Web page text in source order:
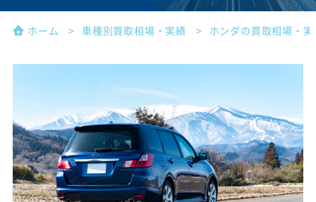
ホーム 車種別買取相場・実績 ホンダの買取相場・